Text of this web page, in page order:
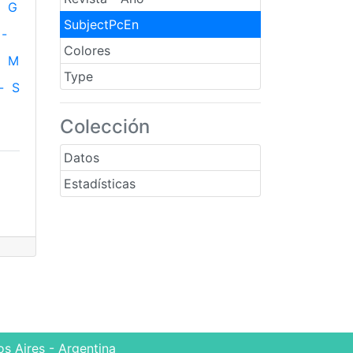
SubjectPcEn
Colores
Type
Colección
Datos
Estadísticas
G
-
M
S
Aires - Argentina